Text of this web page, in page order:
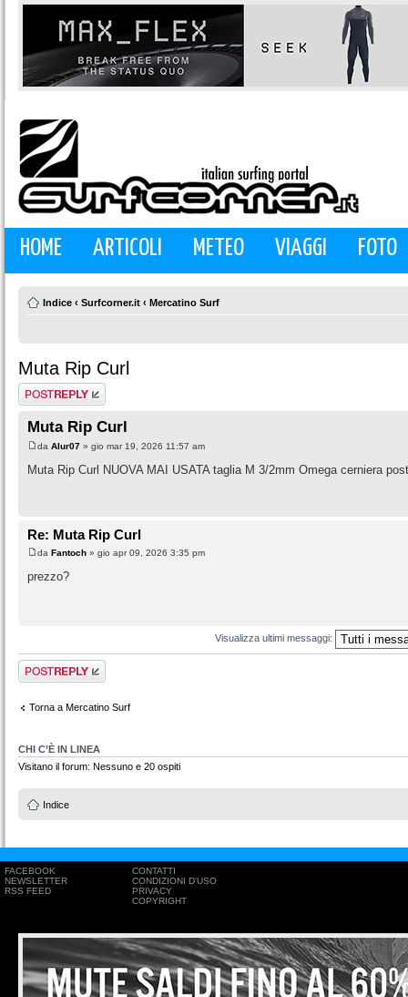
HOME ARTICOLI METEO VIAGGI FOTO
Indice ‹ Surfcorner.it ‹ Mercatino Surf
Muta Rip Curl
Rispondi al
messaggio
Muta Rip Curl
da Alur07 » gio mar 19, 2026 11:57 am
Muta Rip Curl NUOVA MAI USATA taglia M 3/2mm Omega cerniera
Re: Muta Rip Curl
da Fantoch » gio apr 09, 2026 3:35 pm
prezzo?
Visualizza ultimi messaggi:
Rispondi al
messaggio
Torna a Mercatino Surf
CHI C’È IN LINEA
Visitano il forum: Nessuno e 20 ospiti
Indice
FACEBOOK
NEWSLETTER
RSS FEED
CONTATTI
CONDIZIONI D'USO
PRIVACY
COPYRIGHT